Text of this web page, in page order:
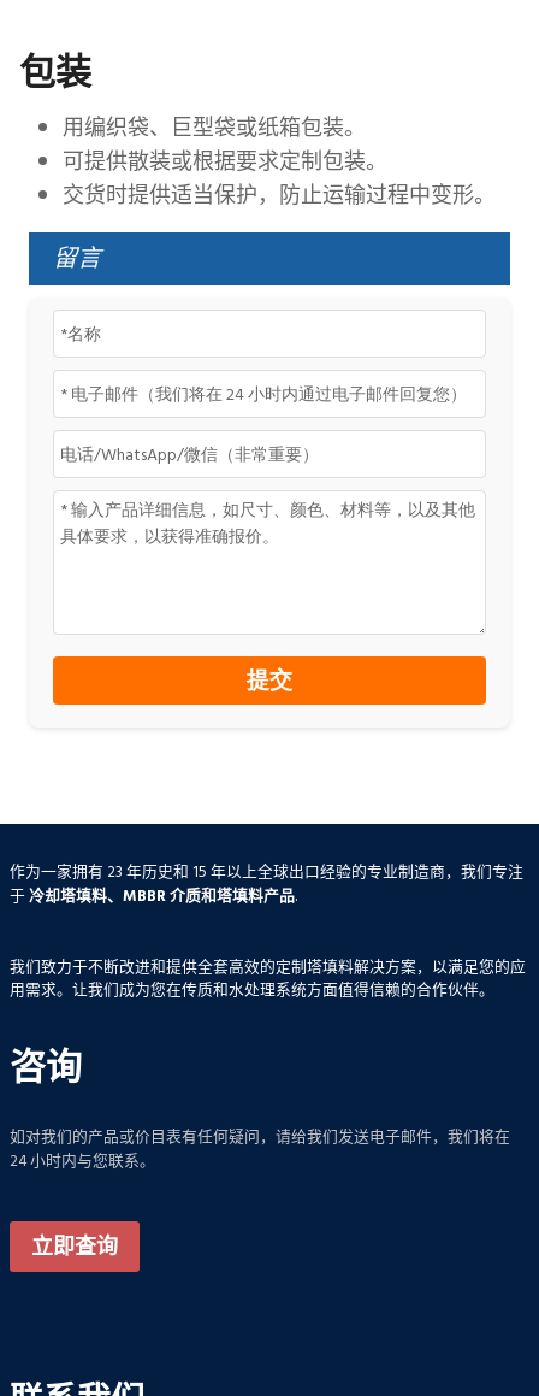
包装
用编织袋、巨型袋或纸箱包装。
可提供散装或根据要求定制包装。
交货时提供适当保护，防止运输过程中变形。
留言
作为一家拥有 23 年历史和 15 年以上全球出口经验的专业制造商，我们专注
于冷却塔填料、MBBR 介质和塔填料产品.
我们致力于不断改进和提供全套高效的定制塔填料解决方案，以满足您的应
用需求。让我们成为您在传质和水处理系统方面值得信赖的合作伙伴。
咨询
如对我们的产品或价目表有任何疑问，请给我们发送电子邮件，我们将在
24 小时内与您联系。
立即查询